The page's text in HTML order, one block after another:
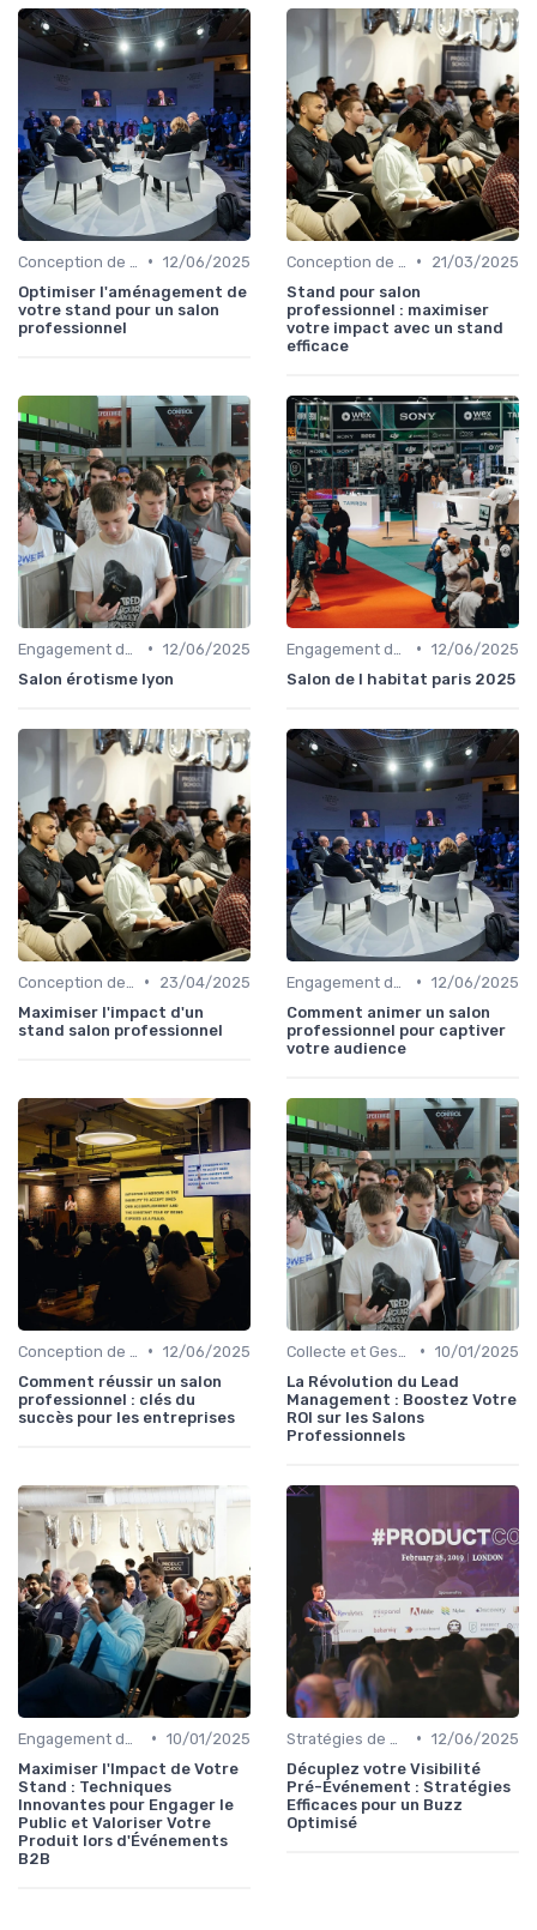
• 12/06/2025
Optimiser l'aménagement de
votre stand pour un salon
professionnel
•
21/03/2025
Stand pour salon
professionnel : maximiser
votre impact avec un stand
efficace
• 12/06/2025
Salon érotisme lyon
• 12/06/2025
Salon de l habitat paris 2025
•
23/04/2025
Maximiser l'impact d'un
stand salon professionnel
• 12/06/2025
Comment animer un salon
professionnel pour captiver
votre audience
• 12/06/2025
Comment réussir un salon
professionnel : clés du
succès pour les entreprises
• 10/01/2025
La Révolution du Lead
Management : Boostez Votre
ROI sur les Salons
Professionnels
• 10/01/2025
Maximiser l'Impact de Votre
Stand : Techniques
Innovantes pour Engager le
Public et Valoriser Votre
Produit lors d'Événements
B2B
• 12/06/2025
Décuplez votre Visibilité
Pré-Événement : Stratégies
Efficaces pour un Buzz
Optimisé